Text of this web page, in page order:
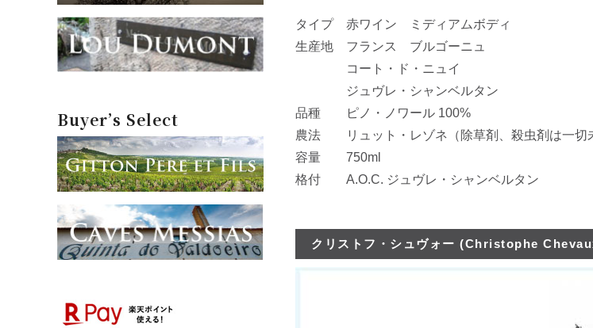
タイプ 赤ワイン ミディアムボディ
生産地 フランス ブルゴーニュ
コート・ド・ニュイ
ジュヴレ・シャンベルタン
品種 ピノ・ノワール 100%
農法 リュット・レゾネ（除草剤、殺虫剤は一切
容量 750ml
格付 A.O.C. ジュヴレ・シャンベルタン
クリストフ・シュヴォー (Christophe
Buyer’s Select